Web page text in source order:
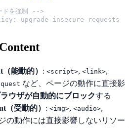
ドを強制 -->
upgrade-insecure-requests
能動的） : <script>, <link>,
など、ページの動作に直接影
ウザが自動的にブロックする
（受動的） : <img>, <audio>,
の動作には直接影響しないリソー